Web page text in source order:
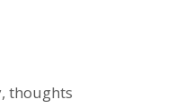
,thoughts